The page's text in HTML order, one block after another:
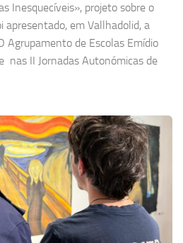
Inesquecíveis», projeto sobre o
em Vallhadolid, a
Agrupamento de Escolas Emídio
nas II Jornadas Autonómicas de